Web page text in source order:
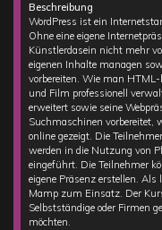
Beschreibung
WordPress ist ein
Ohne eine eigene
Künstlerdasein nicht mehr
eigenen Inhalte managen
vorbereiten. Wie man
und Film professionell
erweitert sowie seine
Suchmaschinen vorbereitet,
online gezeigt. Die
werden in die Nutzung von
eingeführt. Die Teilnehmer
eigene Präsenz erstellen.
Mamp zum Einsatz. Der
Selbstständige oder Firmen
möchten.